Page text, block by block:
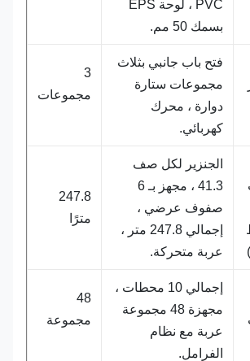
PVC ، لوحة EPS
بسمك 50 مم.
فتح باب جانبي بثلاث
مجموعات ستارة
دوارة ، محرك
كهربائي.
مجموعات
الجنزير لكل صف
41.3 ، مجهز بـ 6
صفوف عرضي ،
إجمالي 247.8 متر ،
عربة متحركة.
247.8
إجمالي 10 محطات ،
مجهزة 48 مجموعة
عربة مع نظام
الفرامل.
مجموعة